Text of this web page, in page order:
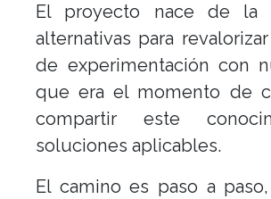
El proyecto nace de la
alternativas para
de experimentación con
que era el momento de
compartir este
soluciones aplicables.
El camino es paso a